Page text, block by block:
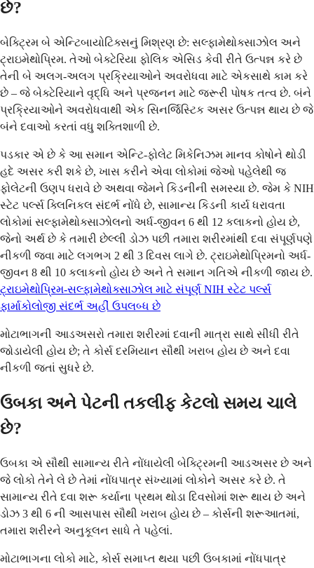
છે?
બેક્ટ્રિમ બે એન્ટિબાયોટિક્સનું મિશ્રણ છે: સલ્ફામેથોક્સાઝોલ અને
ટ્રાઇમેથોપ્રિમ. તેઓ બેક્ટેરિયા ફોલિક એસિડ કેવી રીતે ઉત્પન્ન કરે છે
તેની બે અલગ-અલગ પ્રક્રિયાઓને અવરોધવા માટે એકસાથે કામ કરે
છે – જે બેક્ટેરિયાને વૃદ્ધિ અને પ્રજનન માટે જરૂરી પોષક તત્વ છે. બંને
પ્રક્રિયાઓને અવરોધવાથી એક સિનર્જિસ્ટિક અસર ઉત્પન્ન થાય છે જે
બંને દવાઓ કરતાં વધુ શક્તિશાળી છે.
પડકાર એ છે કે આ સમાન એન્ટિ-ફોલેટ મિકેનિઝમ માનવ કોષોને થોડી
હદે અસર કરી શકે છે, ખાસ કરીને એવા લોકોમાં જેઓ પહેલેથી જ
ફોલેટની ઉણપ ધરાવે છે અથવા જેમને કિડનીની સમસ્યા છે. જેમ કે NIH
સ્ટેટ પર્લ્સ ક્લિનિકલ સંદર્ભ નોંધે છે, સામાન્ય કિડની કાર્ય ધરાવતા
લોકોમાં સલ્ફામેથોક્સાઝોલનો અર્ધ-જીવન 6 થી 12 કલાકનો હોય છે,
જેનો અર્થ છે કે તમારી છેલ્લી ડોઝ પછી તમારા શરીરમાંથી દવા સંપૂર્ણપણે
નીકળી જવા માટે લગભગ 2 થી 3 દિવસ લાગે છે. ટ્રાઇમેથોપ્રિમનો અર્ધ-
જીવન 8 થી 10 કલાકનો હોય છે અને તે સમાન ગતિએ નીકળી જાય છે.
ટ્રાઇમેથોપ્રિમ-સલ્ફામેથોક્સાઝોલ માટે સંપૂર્ણ NIH સ્ટેટ પર્લ્સ
ફાર્માકોલોજી સંદર્ભ અહીં ઉપલબ્ધ છે
મોટાભાગની આડઅસરો તમારા શરીરમાં દવાની માત્રા સાથે સીધી રીતે
જોડાયેલી હોય છે; તે કોર્સ દરમિયાન સૌથી ખરાબ હોય છે અને દવા
નીકળી જતાં સુધરે છે.
ઉબકા અને પેટની તકલીફ કેટલો સમય ચાલે
છે?
ઉબકા એ સૌથી સામાન્ય રીતે નોંધાયેલી બેક્ટ્રિમની આડઅસર છે અને
જે લોકો તેને લે છે તેમાં નોંધપાત્ર સંખ્યામાં લોકોને અસર કરે છે. તે
સામાન્ય રીતે દવા શરૂ કર્યાના પ્રથમ થોડા દિવસોમાં શરૂ થાય છે અને
ડોઝ 3 થી 6 ની આસપાસ સૌથી ખરાબ હોય છે – કોર્સની શરૂઆતમાં,
તમારા શરીરને અનુકૂલન સાધે તે પહેલાં.
મોટાભાગના લોકો માટે, કોર્સ સમાપ્ત થયા પછી ઉબકામાં નોંધપાત્ર